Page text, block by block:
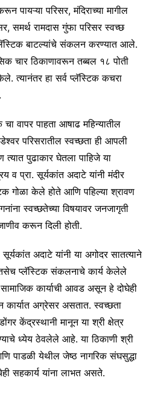
पायऱ्या परिसर, मंदिराच्या मागील
समर्थ रामदास गुंफा परिसर स्वच्छ
बाटल्यांचे संकलन करण्यात आले.
चार ठिकाणावरून तब्बल १८ पोती
त्यानंतर हा सर्व प्लॅस्टिक कचरा
चा वापर पाहता आषाढ महिन्यातील
परिसरातील स्वच्छता ही आपली
पुढाकार घेतला पाहिजे या
व प्रा. सूर्यकांत अदाटे यांनी मंदीर
गोळा केले होते आणि पहिल्या श्रावण
स्वच्छतेच्या विषयावर जनजागृती
करून दिली होती.
अदाटे यांनी या अगोदर सातत्याने
तसेच प्लॅस्टिक संकलनाचे कार्य केलेले
सामाजिक कार्याची आवड असून हे दोघेही
कार्यात अग्रेसर असतात. स्वच्छता
केंद्रस्थानी मानून या श्री क्षेत्र
ध्येय ठेवलेले आहे. या ठिकाणी श्री
पाडळी येथील जेष्ठ नागरिक संघसुद्धा
सहकार्य यांना लाभत असते.